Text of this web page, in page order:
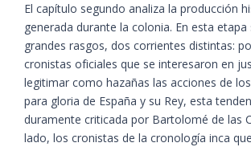
El capítulo segundo analiza la producción
generada durante la colonia. En esta
grandes rasgos, dos corrientes distintas:
cronistas oficiales que se interesaron en
legitimar como hazañas las acciones de
para gloria de España y su Rey, esta
duramente criticada por Bartolomé de las
lado, los cronistas de la cronología inca